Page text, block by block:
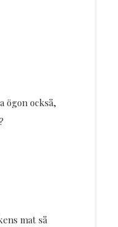
ögon också,
mat så